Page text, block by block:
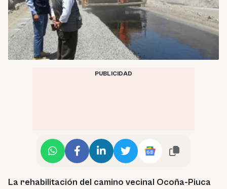
PUBLICIDAD
La rehabilitación del camino vecinal Ocoña-Piuca